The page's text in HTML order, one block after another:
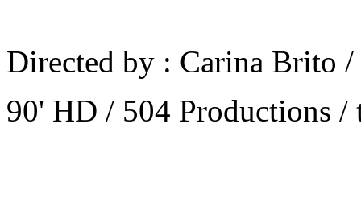
Directed by : Carina Brito
90' HD / 504 Productions